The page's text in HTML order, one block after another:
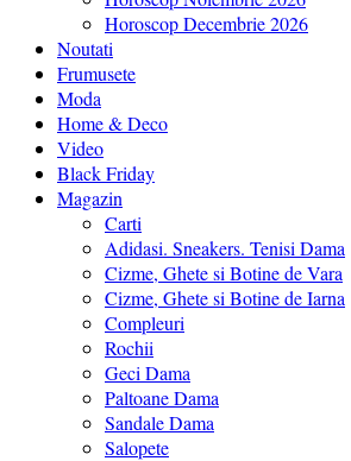
Horoscop Decembrie 2026
Noutati
Frumusete
Moda
Home & Deco
Video
Black Friday
Magazin
Carti
Adidasi. Sneakers. Tenisi Dama
Cizme, Ghete si Botine de Vara
Cizme, Ghete si Botine de Iarna
Compleuri
Rochii
Geci Dama
Paltoane Dama
Sandale Dama
Salopete